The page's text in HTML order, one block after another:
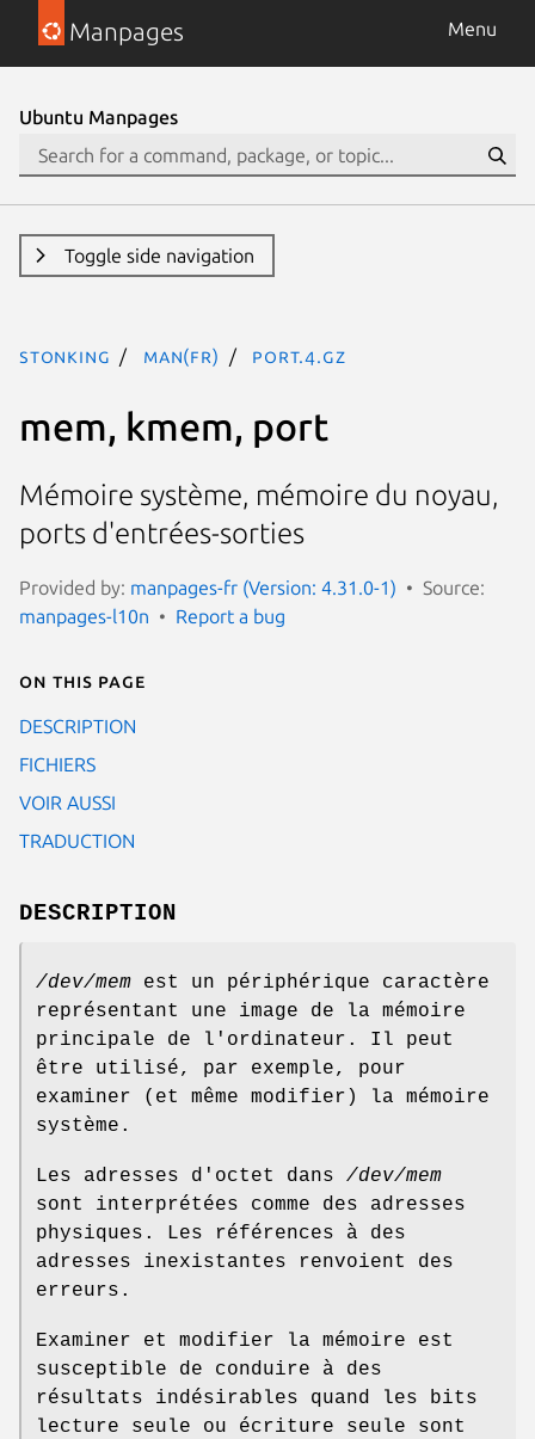
Manpages Menu
Ubuntu Manpages
Toggle side navigation
stonking man(fr) port.4.gz
mem, kmem, port
Mémoire système, mémoire du noyau,
ports d'entrées-sorties
Provided by: manpages-fr (Version: 4.31.0-1)
Source:
manpages-l10n
Report a bug
On this page
DESCRIPTION
FICHIERS
VOIR AUSSI
TRADUCTION
DESCRIPTION
/dev/mem est un périphérique caractère
représentant une image de la mémoire
principale de l'ordinateur. Il peut
être utilisé, par exemple, pour
examiner (et même modifier) la mémoire
système.
Les adresses d'octet dans /dev/mem
sont interprétées comme des adresses
physiques. Les références à des
adresses inexistantes renvoient des
erreurs.
Examiner et modifier la mémoire est
susceptible de conduire à des
résultats indésirables quand les bits
lecture seule ou écriture seule sont